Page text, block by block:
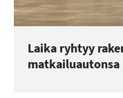
Laika ryhtyy
matkailuautonsa